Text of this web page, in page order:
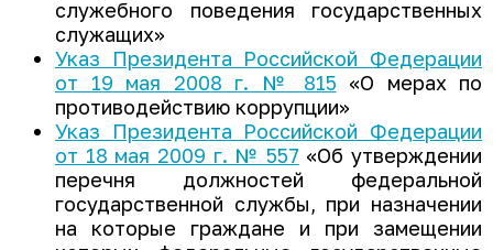
служебного поведения государственных
служащих»
Указ Президента Российской Федерации
от 19 мая 2008 г. № 815 «О мерах по
противодействию коррупции»
Указ Президента Российской Федерации
от 18 мая 2009 г. № 557 «Об утверждении
перечня должностей федеральной
государственной службы, при назначении
на которые граждане и при замещении